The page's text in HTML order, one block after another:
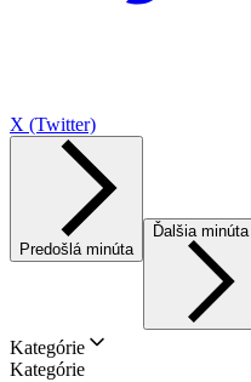
X (Twitter)
Predošlá minúta
Ďalšia minúta
Kategórie
Kategórie